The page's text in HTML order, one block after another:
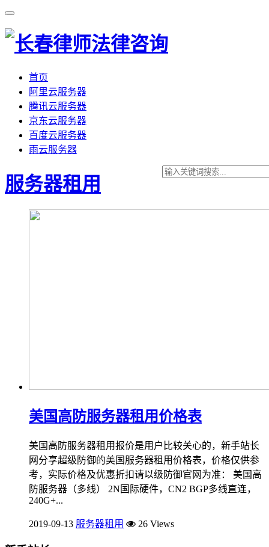
首页
阿里云服务器
腾讯云服务器
京东云服务器
百度云服务器
雨云服务器
服务器租用
美国高防服务器租用价格表
美国高防服务器租用报价是用户比较关心的，新手站长
网分享超级防御的美国服务器租用价格表，价格仅供参
考，实际价格及优惠折扣请以级防御官网为准： 美国高
防服务器（多线） 2N国际硬件，CN2 BGP多线直连，
240G+...
2019-09-13 服务器租用 26 Views